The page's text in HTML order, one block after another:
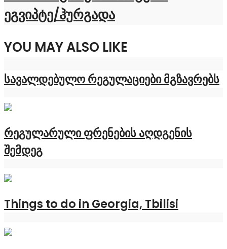
ეგვიპტე/ჰურგადა
YOU MAY ALSO LIKE
სავალდებულო რეგულაციები მგზავრებს
რეგულარული ფრენების აღდგენის
შემდეგ
Things to do in Georgia, Tbilisi